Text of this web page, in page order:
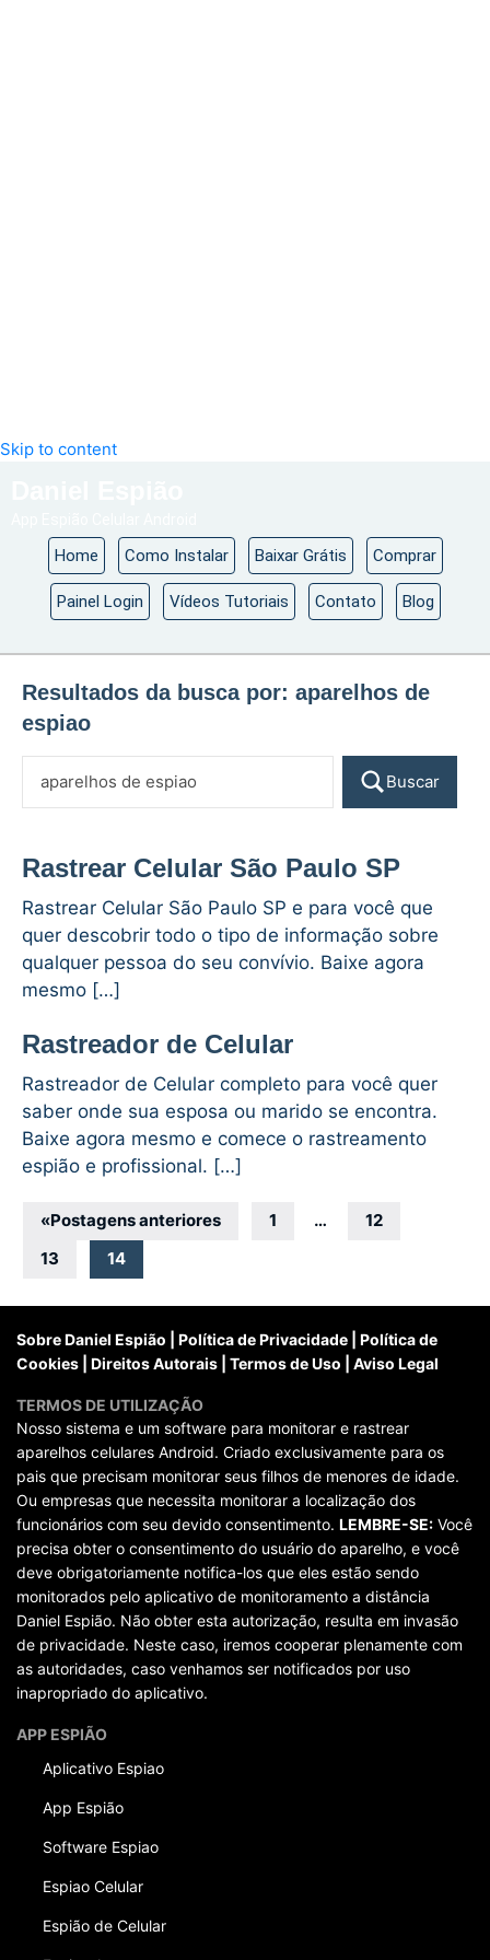
Skip to content
Home Como Instalar Baixar Grátis Comprar
Painel Login Vídeos Tutoriais Contato Blog
Resultados da busca por: aparelhos de
espiao
Buscar
Rastrear Celular São Paulo SP
Rastrear Celular São Paulo SP e para você que
quer descobrir todo o tipo de informação sobre
qualquer pessoa do seu convívio. Baixe agora
mesmo […]
Rastreador de Celular
Rastreador de Celular completo para você quer
saber onde sua esposa ou marido se encontra.
Baixe agora mesmo e comece o rastreamento
espião e profissional. […]
Navegação
por
posts
«Postagens anteriores 1 …
12
13
14
Sobre Daniel Espião Política de Privacidade
Política de
Cookies
Direitos Autorais Termos de Uso Aviso Legal
TERMOS DE UTILIZAÇÃO
Nosso sistema e um software para monitorar e rastrear
aparelhos celulares Android. Criado exclusivamente para os
pais que precisam monitorar seus filhos de menores de idade.
Ou empresas que necessita monitorar a localização dos
funcionários com seu devido consentimento. LEMBRE-SE: Você
precisa obter o consentimento do usuário do aparelho, e você
deve obrigatoriamente notifica-los que eles estão sendo
monitorados pelo aplicativo de monitoramento a distância
Daniel Espião. Não obter esta autorização, resulta em invasão
de privacidade. Neste caso, iremos cooperar plenamente com
as autoridades, caso venhamos ser notificados por uso
inapropriado do aplicativo.
APP ESPIÃO
Aplicativo Espiao
App Espião
Software Espiao
Espiao Celular
Espião de Celular